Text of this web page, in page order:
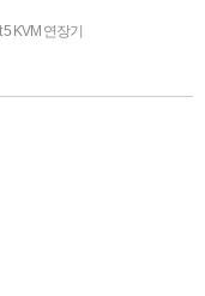
KVM 연장기